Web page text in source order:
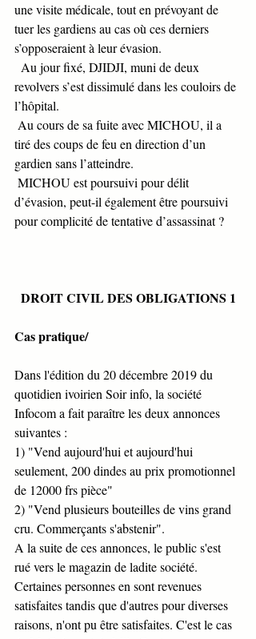
une visite médicale, tout en prévoyant de
tuer les gardiens au cas où ces derniers
s’opposeraient à leur évasion.
revolvers s’est dissimulé dans les couloirs de
l’hôpital.
tiré des coups de feu en direction d’un
gardien sans l’atteindre.
d’évasion, peut-il également être poursuivi
pour complicité de tentative d’assassinat ?
DROIT CIVIL DES OBLIGATIONS 1
Cas pratique/
Dans l'édition du 20 décembre 2019 du
quotidien ivoirien Soir info, la société
Infocom a fait paraître les deux annonces
suivantes :
1) "Vend aujourd'hui et aujourd'hui
seulement, 200 dindes au prix promotionnel
de 12000 frs pièce"
2) "Vend plusieurs bouteilles de vins grand
cru. Commerçants s'abstenir".
A la suite de ces annonces, le public s'est
rué vers le magazin de ladite société.
Certaines personnes en sont revenues
satisfaites tandis que d'autres pour diverses
raisons, n'ont pu être satisfaites. C'est le cas